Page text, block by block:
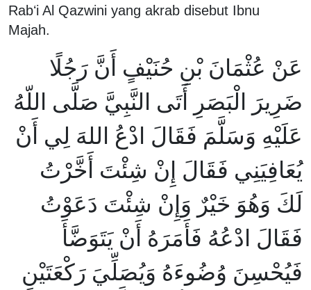
Rabʻi Al Qazwini yang akrab disebut Ibnu
Majah.
عَنْ عُثْمَانَ بْنِ حُنَيْفٍ أَنَّ رَجُلًا
ضَرِيرَ الْبَصَرِ أَتَى النَّبِيَّ صَلَّى اللّهُ
عَلَيْهِ وَسَلَّمَ فَقَالَ ادْعُ اللهَ لِي أَنْ
يُعَافِيَنِي فَقَالَ إِنْ شِئْتَ أَخَّرْتُ
لَكَ وَهُوَ خَيْرٌ وَإِنْ شِئْتَ دَعَوْتُ
فَقَالَ ادْعُهُ فَأَمَرَهُ أَنْ يَتَوَضَّأَ
فَيُحْسِنَ وُضُوءَهُ وَيُصَلِّيَ رَكْعَتَيْنِ